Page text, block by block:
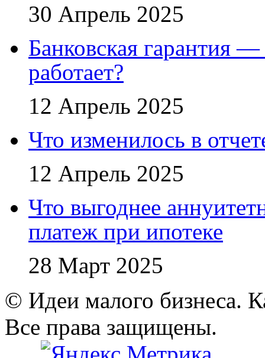
30 Апрель 2025
Банковская гарантия
работает?
12 Апрель 2025
Что изменилось в
12 Апрель 2025
Что выгоднее
платеж при ипотеке
28 Март 2025
© Идеи малого бизнеса.
Все права защищены.